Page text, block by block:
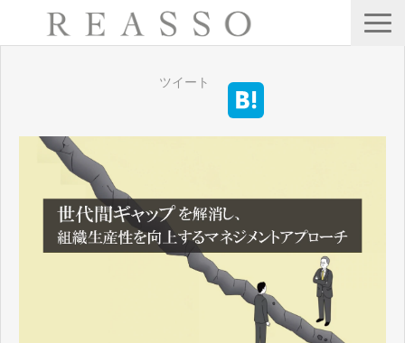
公開・集合型研修
ブログ
お問い合わせ
ツイート